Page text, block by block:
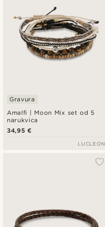
Amalfi | Moon Mix set od 5
narukvica
Gravura
34,95 €
LUCLEON